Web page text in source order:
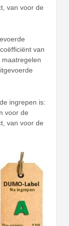
van voor de
van
ingrepen is:
voor de
van voor de